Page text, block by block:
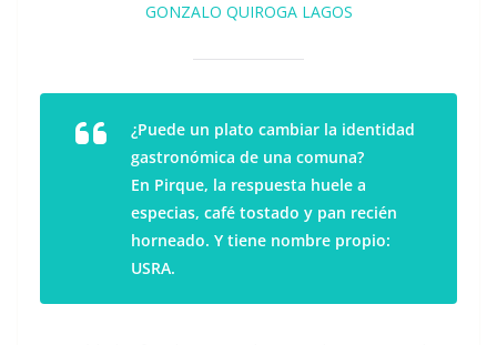
GONZALO QUIROGA LAGOS
¿Puede un plato cambiar la identidad
gastronómica de una comuna?
En Pirque, la respuesta huele a
especias, café tostado y pan recién
horneado. Y tiene nombre propio:
USRA.